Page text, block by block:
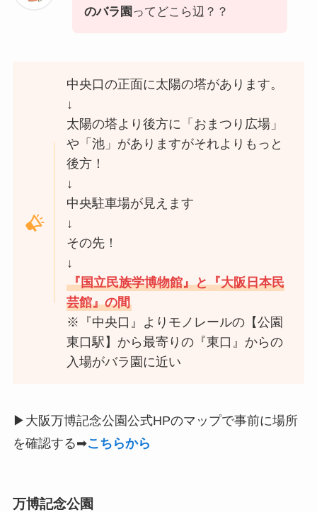
のバラ園 ってどこら辺？？
中央口の正面に太陽の塔があります。
↓
太陽の塔より後方に「おまつり広場」
や「池」がありますがそれよりもっと
後方！
↓
中央駐車場が見えます
↓
その先！
↓
『国立民族学博物館』と『大阪日本民
芸館』の間
※『中央口』よりモノレールの【公園
東口駅】から最寄りの『東口』からの
入場がバラ園に近い
▶大阪万博記念公園公式HPのマップで事前に場所
を確認する➡こちらから
万博記念公園